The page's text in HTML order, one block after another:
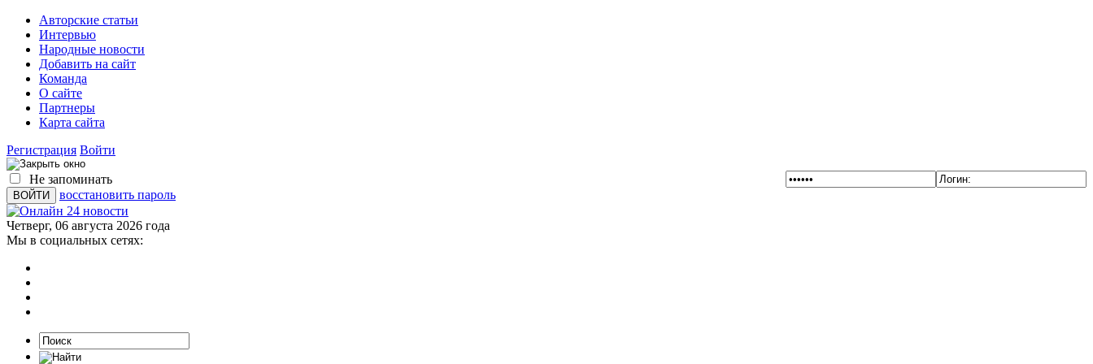
Авторские статьи
Интервью
Народные новости
Добавить на сайт
Команда
О сайте
Партнеры
Карта сайта
Регистрация Войти
Не запоминать
восстановить пароль
Четверг, 06 августа 2026 года
Мы в социальных сетях: